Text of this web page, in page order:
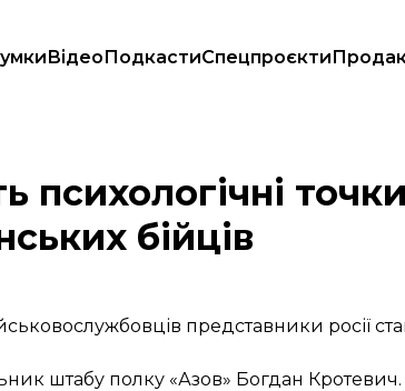
ВідеоПодкастиСпецпроєкти
українських бійців
бійців
представники росії
штабу полку «Азов» Богдан Кротевич.